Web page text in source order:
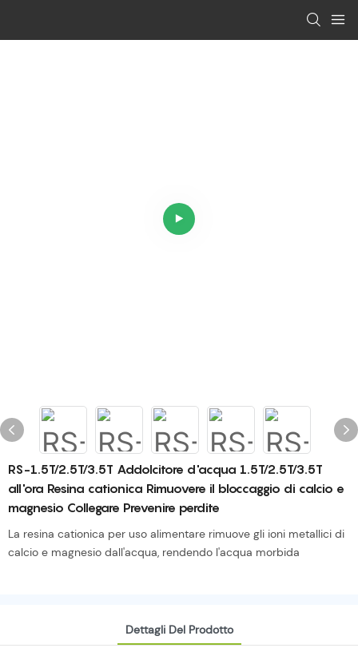
RS-1.5T/2.5T/3.5T Addolcitore d'acqua 1.5T/2.5T/3.5T
all'ora Resina cationica Rimuovere il bloccaggio di calcio e
magnesio Collegare Prevenire perdite
La resina cationica per uso alimentare rimuove gli ioni metallici di
calcio e magnesio dall'acqua, rendendo l'acqua morbida
Dettagli Del Prodotto